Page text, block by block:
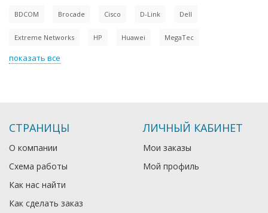
BDCOM Brocade Cisco D-Link Dell
Extreme Networks HP Huawei MegaTec
показать все
СТРАНИЦЫ
О компании
Схема работы
Как нас найти
Как сделать заказ
ЛИЧНЫЙ КАБИНЕТ
Мои заказы
Мой профиль